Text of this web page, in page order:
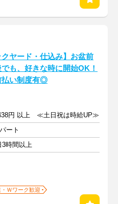
クヤード・仕込み】お盆前
も、好きな時に開始OK！
払い制度有◎
円 以上 ≪土日祝は時給UP≫
ート
3時間以上
Ｗワーク歓迎